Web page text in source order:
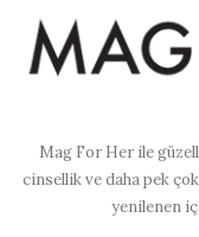
Mag For Her ile
cinsellik ve daha pek
yenilenen